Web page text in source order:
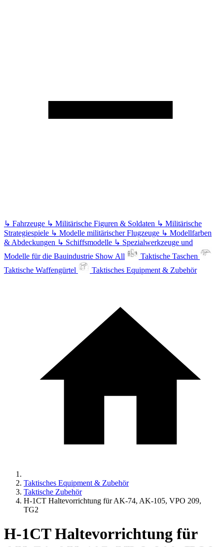
↳ Fahrzeuge ↳ Militärische Figuren & Soldaten ↳ Militärische
Strategiespiele ↳ Modelle militärischer Flugzeuge ↳ Modellfarben
& Abdeckungen ↳ Schiffsmodelle ↳ Spezialwerkzeuge und
Modelle für die Bauindustrie Show All
Taktische Taschen
Taktische Waffengürtel
Taktisches Equipment & Zubehör
Taktisches Equipment & Zubehör
Taktische Zubehör
H-1CT Haltevorrichtung für AK-74, AK-105, VPO 209,
TG2
H-1CT Haltevorrichtung für